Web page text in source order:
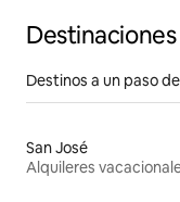
Destinos a un paso
San José
Alquileres